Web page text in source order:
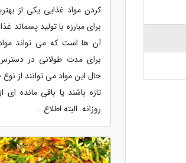
کردن مواد غذایی یکی از
برای مبارزه با تولید پسماند
آن ها است که می تواند
برای مدت طولانی در
حال این مواد می توانند از
تازه باشند یا باقی مانده
روزانه. البته اطلاع...